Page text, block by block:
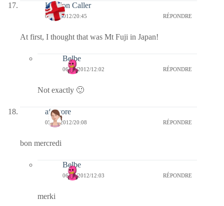
London Caller
05/09/2012/20:45 RÉPONDRE
At first, I thought that was Mt Fuji in Japan!
Belbe
06/09/2012/12:02 RÉPONDRE
Not exactly 🙂
afaurore
05/09/2012/20:08 RÉPONDRE
bon mercredi
Belbe
06/09/2012/12:03 RÉPONDRE
merki